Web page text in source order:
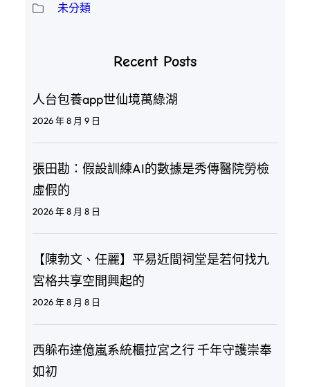
未分類
Recent Posts
人台包養app世仙境萬綠湖
2026 年 8 月 9 日
張田勘：假設訓練AI的數據是秀傳醫院勞檢
虛假的
2026 年 8 月 8 日
【陳勃文、任麗】平易近間祠堂是若何找九
宮格共享空間興起的
2026 年 8 月 8 日
西躲布達億嵐系統櫃拉宮之行 千年守護崇奉
如初